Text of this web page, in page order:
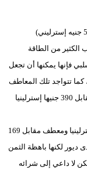
الكثير من الطاقة
فإنها يمكنها أن تجعل
تتواجد تلك المعاطف
في كل مكان ويمكن شراء المعاطف من متجر توس مقابل 390 جنيها إسترلينيا
ويمكن شراء معطف سيمون ميلر مقابل 630 جنيها إسترلينيا ومعطف مقابل 169
ديور لكنها باهظة الثمن
جنيه إسترليني، لكن لا داعي إلى شرائه